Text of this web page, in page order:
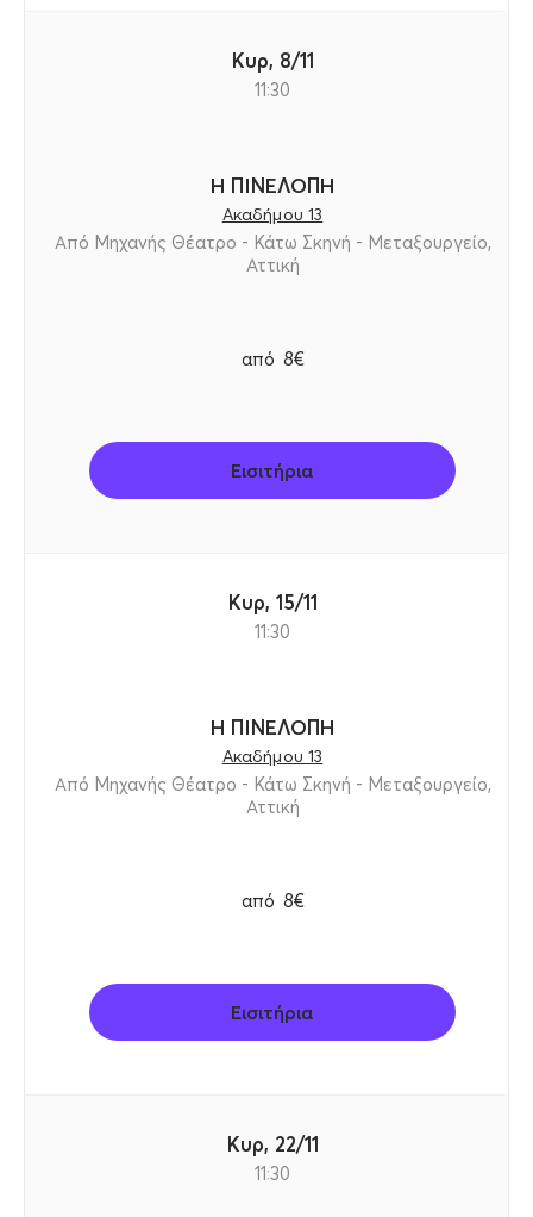
Κυρ, 8/11
11:30
Η ΠΙΝΕΛΟΠΗ
Ακαδήμου 13
Από Μηχανής Θέατρο - Κάτω Σκηνή - Μεταξουργείο,
Αττική
από 8€
Εισιτήρια
Κυρ, 15/11
11:30
Η ΠΙΝΕΛΟΠΗ
Ακαδήμου 13
Από Μηχανής Θέατρο - Κάτω Σκηνή - Μεταξουργείο,
Αττική
από 8€
Εισιτήρια
Κυρ, 22/11
11:30